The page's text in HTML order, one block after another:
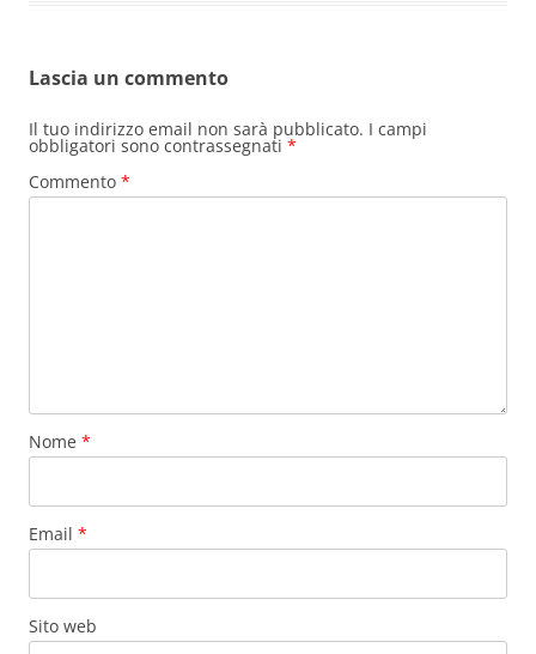
Lascia un commento
Il tuo indirizzo email non sarà pubblicato. I campi
obbligatori sono contrassegnati *
Commento *
Nome *
Email *
Sito web